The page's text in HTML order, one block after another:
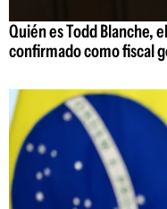
Quién es Todd Blanche,
confirmado como fiscal